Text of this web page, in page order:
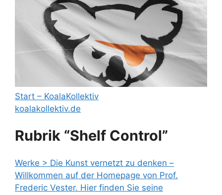
Start – KoalaKollektiv
koalakollektiv.de
Rubrik “Shelf Control”
Werke > Die Kunst vernetzt zu denken –
Willkommen auf der Homepage von Prof.
Frederic Vester. Hier finden Sie seine